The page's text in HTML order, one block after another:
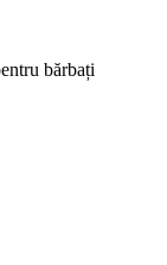
bărbați